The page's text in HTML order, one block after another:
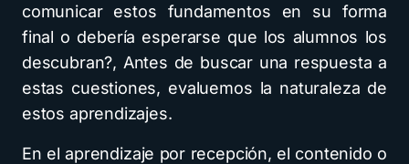
comunicar estos fundamentos en su forma
final o debería esperarse que los alumnos los
descubran?, Antes de buscar una respuesta a
estas cuestiones, evaluemos la naturaleza de
estos aprendizajes.
En el aprendizaje por recepción, el contenido o